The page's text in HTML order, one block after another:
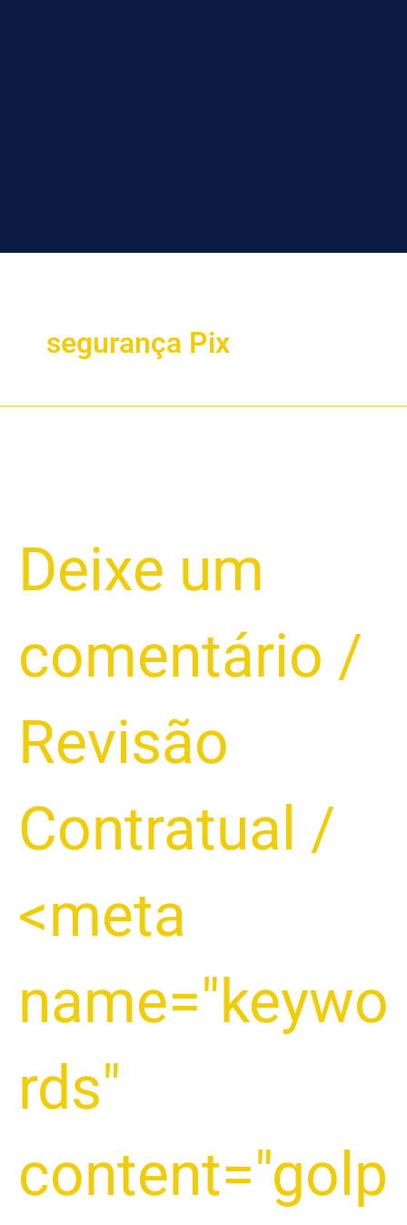
segurança Pix
Deixe um
comentário /
Revisão
Contratual /
<meta
name="keywo
rds"
content="golp
FATOS
IMPORTANTES
GOLPE
PIX
QUE
O
DEVE
SABER